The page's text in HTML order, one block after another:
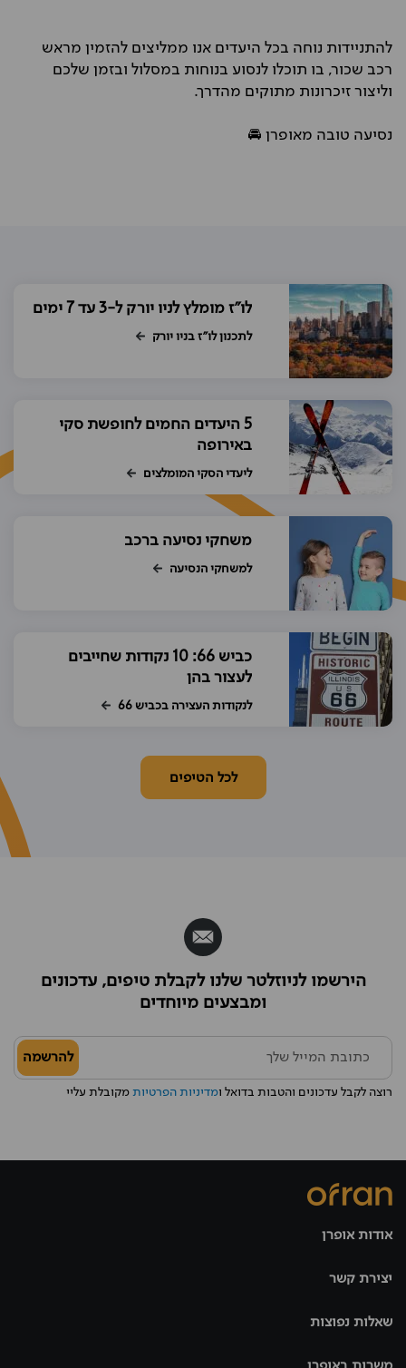
להתניידות נוחה בכל היעדים אנו ממליצים להזמין מראש
רכב שכור, בו תוכלו לנסוע בנוחות במסלול ובזמן שלכם
וליצור זיכרונות מתוקים מהדרך.
נסיעה טובה מאופרן 🚘
לו"ז מומלץ לניו יורק ל-3 עד 7 ימים
לתכנון לו"ז בניו יורק
5 היעדים החמים לחופשת סקי
באירופה
ליעדי הסקי המומלצים
משחקי נסיעה ברכב
למשחקי הנסיעה
כביש 66: 10 נקודות שחייבים
לעצור בהן
לנקודות העצירה בכביש 66
לכל הטיפים
הירשמו לניוזלטר שלנו לקבלת טיפים, עדכונים
ומבצעים מיוחדים
רוצה לקבל עדכונים והטבות בדואל ומדיניות הפרטיות מקובלת עליי
להרשמה
אודות אופרן
יצירת קשר
שאלות נפוצות